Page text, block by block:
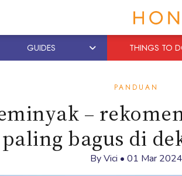
GUIDES THINGS TO
PANDUAN
–
paling bagus di
ByVici • 01 Mar 2024